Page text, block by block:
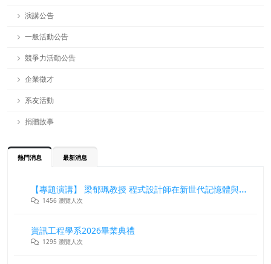
演講公告
一般活動公告
競爭力活動公告
企業徵才
系友活動
捐贈故事
熱門消息 最新消息
【專題演講】 梁郁珮教授 程式設計師在新世代記憶體與儲存系統中的角色與挑戰
1456 瀏覽人次
資訊工程學系2026畢業典禮
1295 瀏覽人次